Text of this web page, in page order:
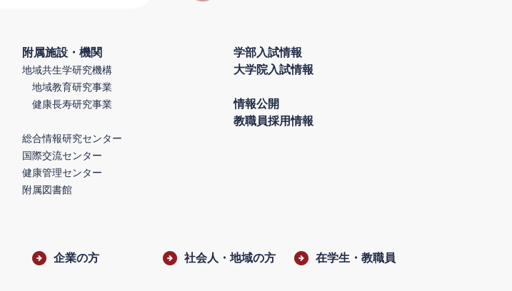
附属施設・機関
地域共生学研究機構
地域教育研究事業
健康長寿研究事業
総合情報研究センター
国際交流センター
健康管理センター
附属図書館
学部入試情報
大学院入試情報
情報公開
教職員採用情報
企業の方 社会人・地域の方 在学生・教職員